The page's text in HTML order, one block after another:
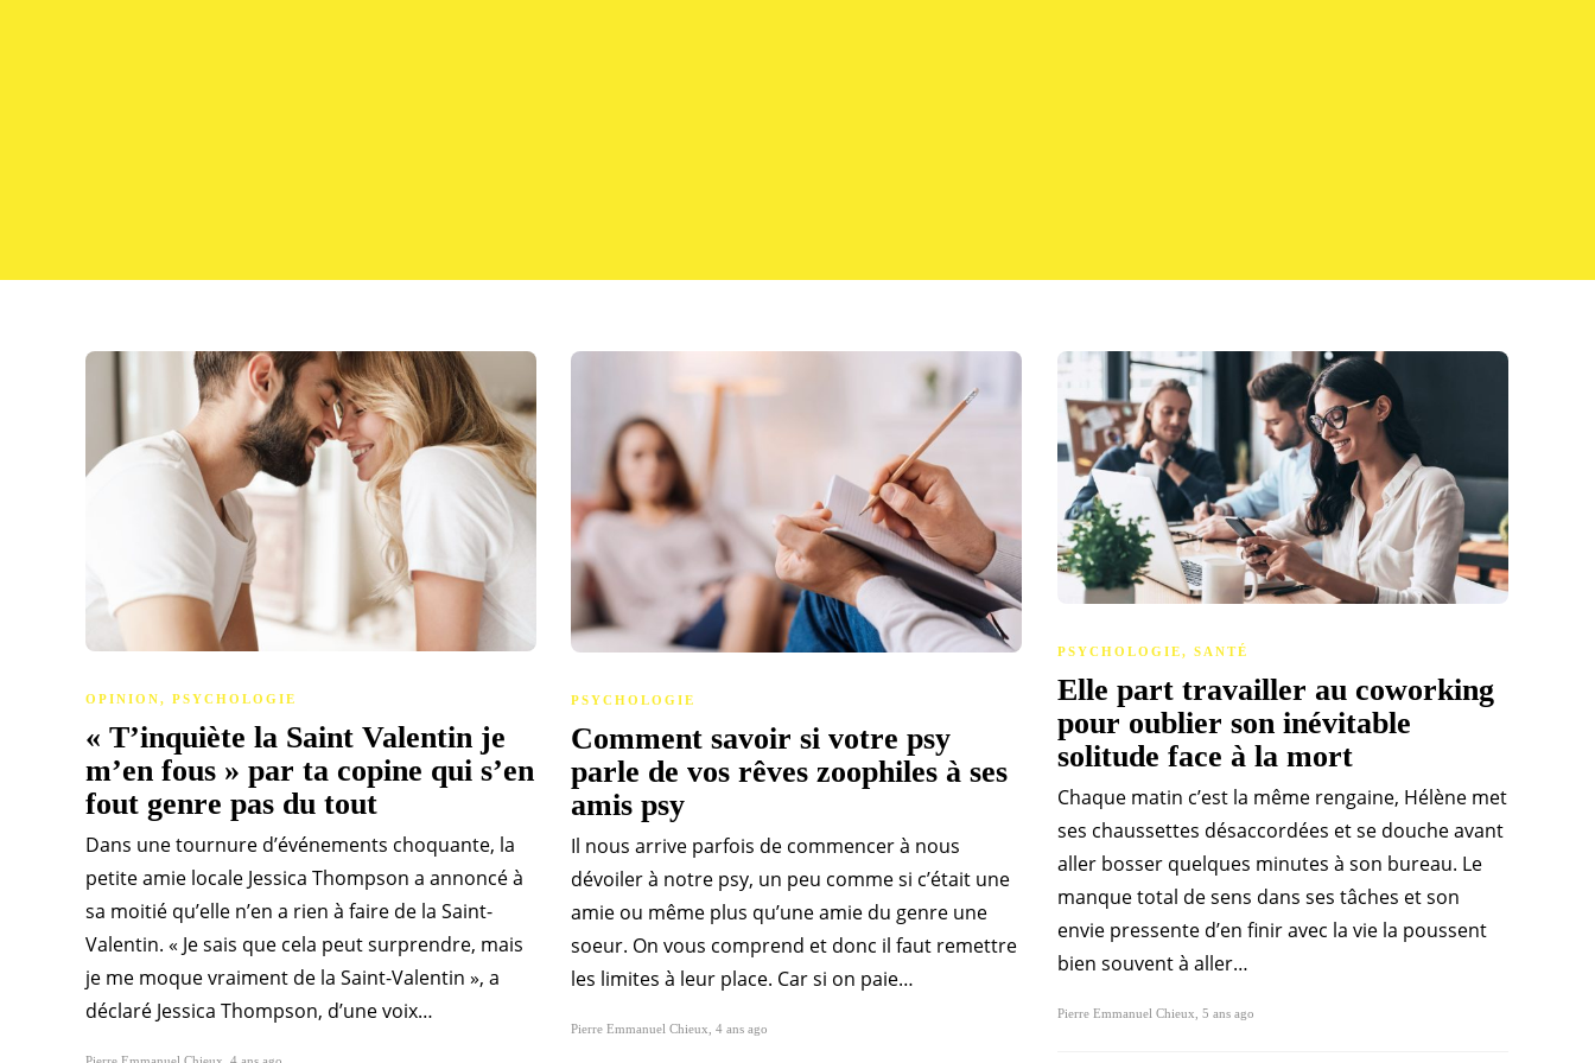
OPINION, PSYCHOLOGIE
« T’inquiète la Saint Valentin je
m’en fous » par ta copine qui s’en
fout genre pas du tout
Dans une tournure d’événements choquante, la
petite amie locale Jessica Thompson a annoncé à
sa moitié qu’elle n’en a rien à faire de la Saint-
Valentin. « Je sais que cela peut surprendre, mais
je me moque vraiment de la Saint-Valentin », a
déclaré Jessica Thompson, d’une voix…
PSYCHOLOGIE
Comment savoir si votre psy
parle de vos rêves zoophiles à ses
amis psy
Il nous arrive parfois de commencer à nous
dévoiler à notre psy, un peu comme si c’était une
amie ou même plus qu’une amie du genre une
soeur. On vous comprend et donc il faut remettre
les limites à leur place. Car si on paie…
Pierre Emmanuel Chieux 4 ans ago
PSYCHOLOGIE, SANTÉ
Elle part travailler au coworking
pour oublier son inévitable
solitude face à la mort
Chaque matin c’est la même rengaine, Hélène met
ses chaussettes désaccordées et se douche avant
aller bosser quelques minutes à son bureau. Le
manque total de sens dans ses tâches et son
envie pressente d’en finir avec la vie la poussent
bien souvent à aller…
Pierre Emmanuel Chieux 5 ans ago